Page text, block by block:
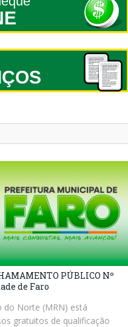
PÚBLICO Nº
de Faro
do Norte (MRN) está
gratuitos de qualificação